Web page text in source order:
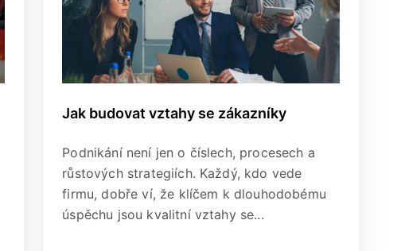
Jak budovat vztahy se zákazníky
Podnikání není jen o číslech, procesech a
růstových strategiích. Každý, kdo vede
firmu, dobře ví, že klíčem k dlouhodobému
úspěchu jsou kvalitní vztahy se...